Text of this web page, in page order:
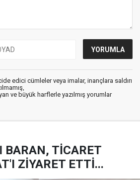
edici cümleler veya imalar, inançlara saldırı
ve büyük harflerle yazılmış yorumlar
BARAN, TİCARET
ZİYARET ETTİ...